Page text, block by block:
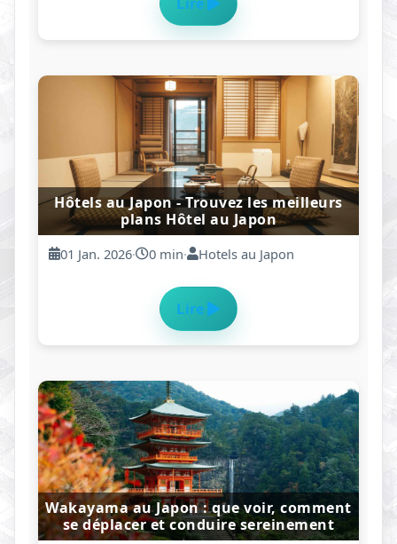
Lire
Hausse des taux d’intérêt au Japon : ce
qui change vraiment
21 Dec. 2025· 10 min· Rédaction Moha
Lire
Chaînes Restaurant familial au Japon :
les restaurants “-ya” pas chers (Guide
2026) | DrivinJapan